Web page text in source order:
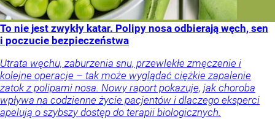
To nie jest zwykły katar. Polipy nosa odbierają węch, sen
i poczucie bezpieczeństwa
Utrata węchu, zaburzenia snu, przewlekłe zmęczenie i
kolejne operacje – tak może wyglądać ciężkie zapalenie
zatok z polipami nosa. Nowy raport pokazuje, jak choroba
wpływa na codzienne życie pacjentów i dlaczego eksperci
apelują o szybszy dostęp do terapii biologicznych.